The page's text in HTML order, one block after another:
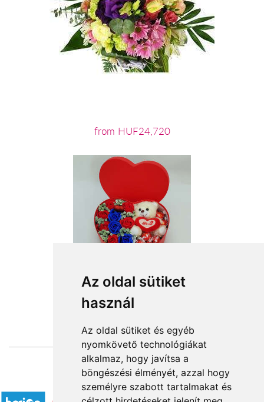
Az oldal sütiket
használ
Az oldal sütiket és egyéb
nyomkövető technológiákat
alkalmaz, hogy javítsa a
böngészési élményét, azzal hogy
személyre szabott tartalmakat és
from HUF24,720
from HUF15,840
Accepted payment methods